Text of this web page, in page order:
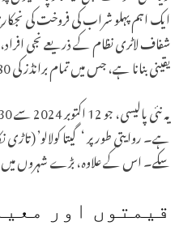
ایک اہم پہلو شراب کی فروخت کی
شفاف لاٹری نظام کے ذریعے نجی
یقینی بنانا ہے، جس میں تمام برانڈز کی 180 ملی لیٹر کی بوتلیں 99 روپے میں فروخت کرنے جیسے اقدامات شامل ہیں۔
سکے۔ اس کے علاوہ، بڑے شہروں میں اعلیٰ درجے کی شراب
قیمتوں اور